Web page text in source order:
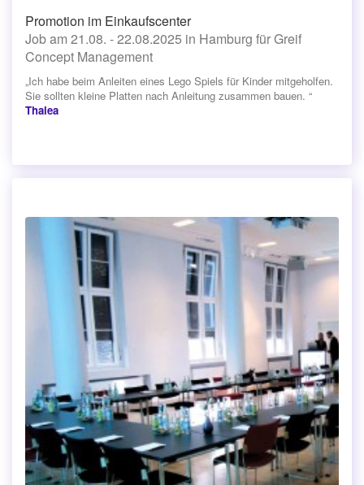
Promotion im Einkaufscenter
Job am 21.08. - 22.08.2025 in Hamburg für Greif
Concept Management
„Ich habe beim Anleiten eines Lego Spiels für Kinder mitgeholfen.
Sie sollten kleine Platten nach Anleitung zusammen bauen. “
Thalea